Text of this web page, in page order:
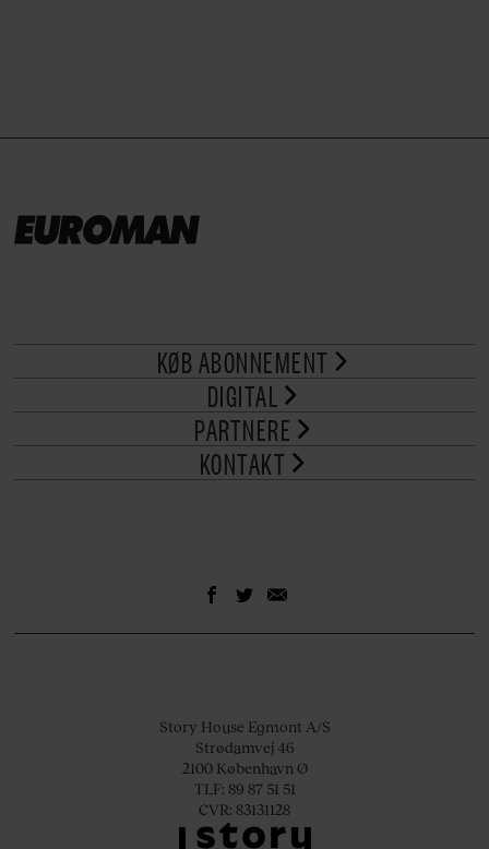
KØB ABONNEMENT
DIGITAL
PARTNERE
KONTAKT
Story House Egmont A/S
Strødamvej 46
2100 København Ø
TLF: 89 87 51 51
CVR: 83131128